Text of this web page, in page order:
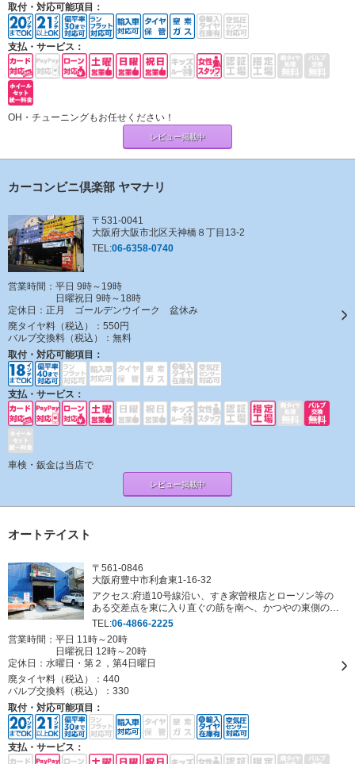
取付・対応可能項目：
支払・サービス：
OH・チューニングもお任せください！
レビュー掲載中
カーコンビニ倶楽部 ヤマナリ
〒531-0041
大阪府大阪市北区天神橋８丁目13-2
TEL:06-6358-0740
営業時間：平日 9時～19時
日曜祝日 9時～18時
定休日： 正月 ゴールデンウイーク 盆休み
廃タイヤ料（税込）： 550円
バルブ交換料（税込）： 無料
取付・対応可能項目：
支払・サービス：
車検・鈑金は当店で
レビュー掲載中
オートテイスト
〒561-0846
大阪府豊中市利倉東1-16-32
アクセス:府道10号線沿い、すき家曽根店とローソン等の
ある交差点を東に入り直ぐの筋を南へ、かつやの東側の青
いスレート壁の建物とアメ車が目印です。
TEL:06-4866-2225
営業時間：平日 11時～20時
日曜祝日 12時～20時
定休日： 水曜日・第２，第4日曜日
廃タイヤ料（税込）： 440
バルブ交換料（税込）： 330
取付・対応可能項目：
支払・サービス：